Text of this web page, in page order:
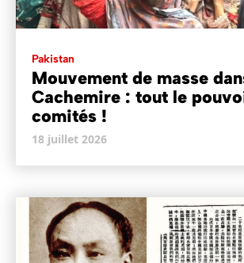
Pakistan
Mouvement de masse
Cachemire : tout le
comités !
18 juillet 2026